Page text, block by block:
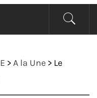
>A la Une > Le